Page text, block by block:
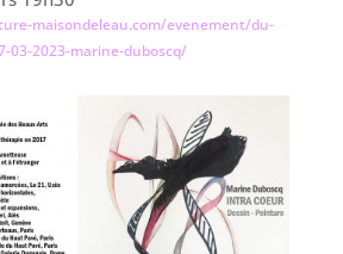
maisondeleau.com/evenement/du-
03-2023-marine-duboscq/